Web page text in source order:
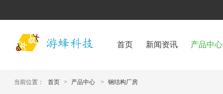
首页 新闻资讯 产品中心
当前位置： 首页 > 产品中心 > 钢结构厂房